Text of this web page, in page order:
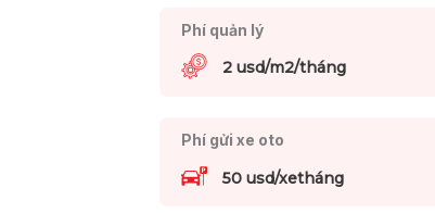
Phí quản lý
2 usd/m2/tháng
Phí gửi xe oto
50 usd/xetháng